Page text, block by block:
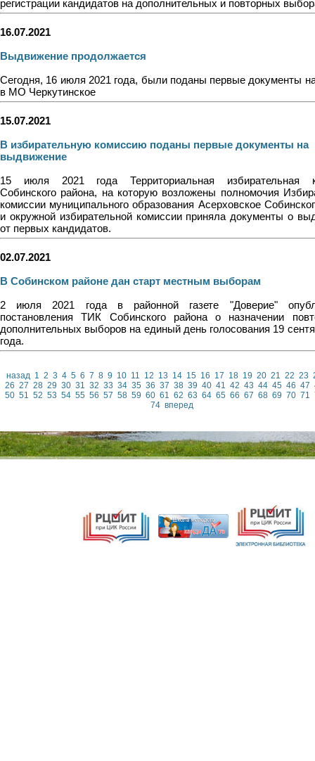
регистрации кандидатов на дополнительных и повторных
16.07.2021
Выдвижение продолжается
Сегодня, 16 июля 2021 года, были поданы первые документы
в МО Черкутинское
15.07.2021
В избирательную комиссию поданы первые документы на
выдвижение
15 июля 2021 года Территориальная избирательная
Собинского района, на которую возложены полномочия
комиссии муниципального образования Асерховское
и окружной избирательной комиссии приняла документы о
от первых кандидатов.
02.07.2021
В Собинском районе дан старт местным выборам
2 июля 2021 года в районной газете "Доверие"
постановления ТИК Собинского района о назначении
дополнительных выборов на единый день голосования 19
года.
назад 1 2 3 4 5 6 7 8 9 10 11 12 13 14 15 16 17 18 19 20 21 22 23
26 27 28 29 30 31 32 33 34 35 36 37 38 39 40 41 42 43 44 45 46 47
50 51 52 53 54 55 56 57 58 59 60 61 62 63 64 65 66 67 68 69 70 71
74 вперед